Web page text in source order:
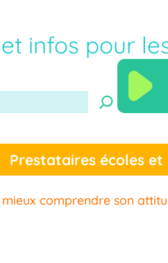
infos pour
Prestataires écoles et
comprendre son